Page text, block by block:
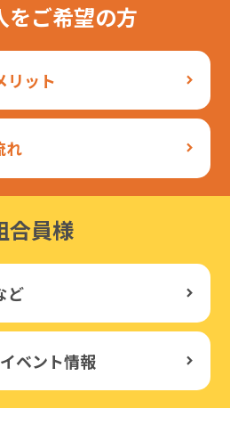
をご希望の方
リット
れ
合員様
ど
ベント情報